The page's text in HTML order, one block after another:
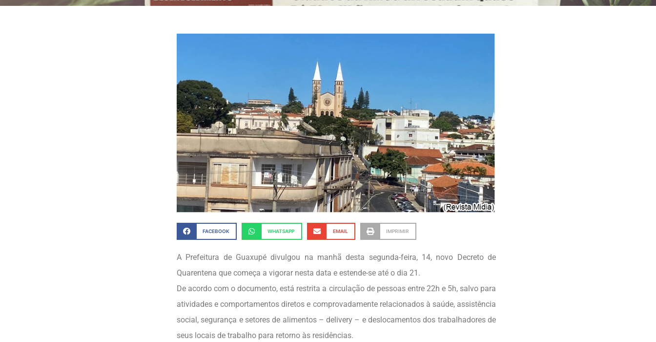
FACEBOOK WHATSAPP EMAIL IMPRIMIR
A Prefeitura de Guaxupé divulgou na manhã desta segunda-feira, 14, novo Decreto de
Quarentena que começa a vigorar nesta data e estende-se até o dia 21.
De acordo com o documento, está restrita a circulação de pessoas entre 22h e 5h, salvo para
atividades e comportamentos diretos e comprovadamente relacionados à saúde, assistência
social, segurança e setores de alimentos – delivery – e deslocamentos dos trabalhadores de
seus locais de trabalho para retorno às residências.